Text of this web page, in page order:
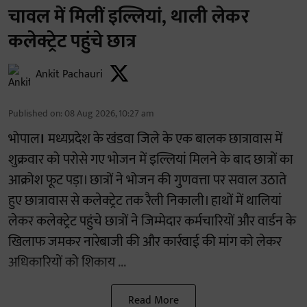
चावल में मिलीं इल्लियां, थाली लेकर
कलेक्ट्रेट पहुंचे छात्र
Ankit Pachauri
Published on: 08 Aug 2026, 10:27 am
भोपाल। मध्यप्रदेश के खंडवा जिले के एक बालक छात्रावास में
शुक्रवार को परोसे गए भोजन में इल्लियां मिलने के बाद छात्रों का
आक्रोश फूट पड़ा। छात्रों ने भोजन की गुणवत्ता पर सवाल उठाते
हुए छात्रावास से कलेक्ट्रेट तक रैली निकाली। हाथों में थालियां
लेकर कलेक्ट्रेट पहुंचे छात्रों ने जिम्मेदार कर्मचारियों और वार्डन के
खिलाफ जमकर नारेबाजी की और कार्रवाई की मांग को लेकर
अधिकारियों को शिकाय ...
Read More